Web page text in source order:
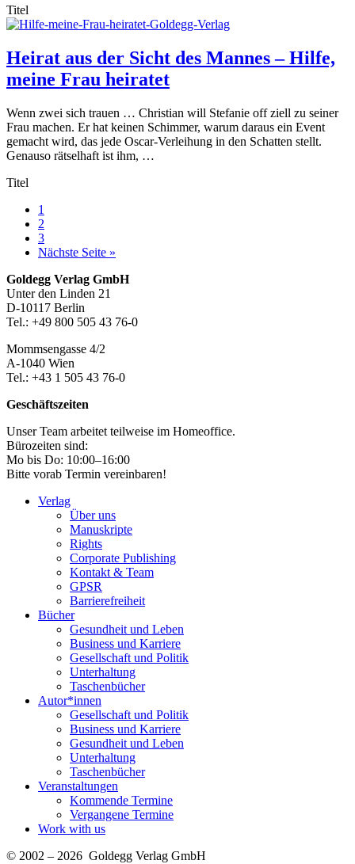
Titel
Heirat aus der Sicht des Mannes – Hilfe,
meine Frau heiratet
Wenn zwei sich trauen … Christian will Stefanie off ziell zu seiner
Frau machen. Er hat keinen Schimmer, warum daraus ein Event
gemacht wird, das jede Oscar-Verleihung in den Schatten stellt.
Genauso rätselhaft ist ihm, …
Titel
Seite
1
Seite
2
Seite
3
Nächste Seite aufrufen
»
Footer-
Section
Goldegg Verlag GmbH
Unter den Linden 21
D-10117 Berlin
Tel.: +49 800 505 43 76-0
Mommsengasse 4/2
A-1040 Wien
Tel.: +43 1 505 43 76-0
Geschäftszeiten
Unser Team arbeitet teilweise im Homeoffice.
Bürozeiten sind:
Mo bis Do: 10:00–16:00
Bitte vorab Termin vereinbaren!
Verlag
Über uns
Manuskripte
Rights
Corporate Publishing
Kontakt & Team
GPSR
Barrierefreiheit
Bücher
Gesundheit und Leben
Business und Karriere
Gesellschaft und Politik
Unterhaltung
Taschenbücher
Autor*innen
Gesellschaft und Politik
Business und Karriere
Gesundheit und Leben
Unterhaltung
Taschenbücher
Veranstaltungen
Kommende Termine
Vergangene Termine
Work with us
© 2002 – 2026 Goldegg Verlag GmbH